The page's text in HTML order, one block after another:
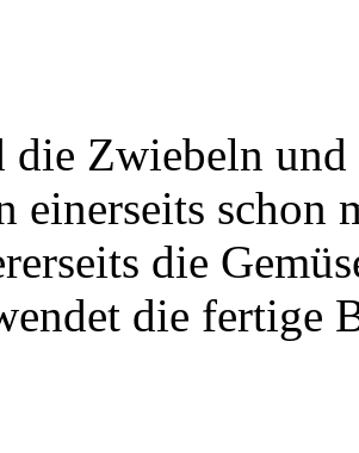
die Zwiebeln
einerseits schon
die
die fertige